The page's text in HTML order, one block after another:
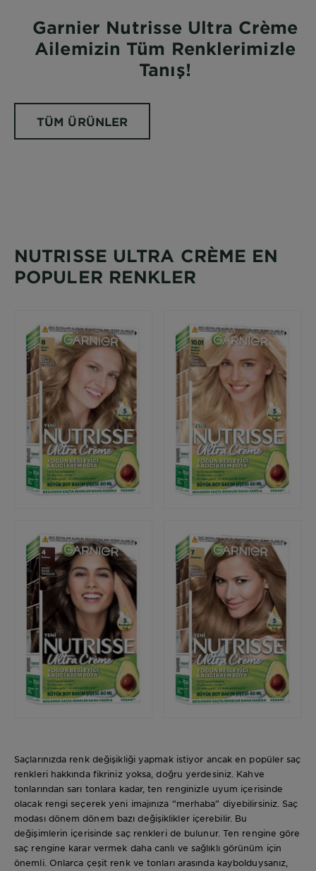
Garnier Nutrisse Ultra Crème
Ailemizin Tüm Renklerimizle
Tanış!
TÜM ÜRÜNLER
NUTRISSE ULTRA CRÈME EN
POPULER RENKLER
Saçlarınızda renk değişikliği yapmak istiyor ancak en popüler saç
renkleri hakkında fikriniz yoksa, doğru yerdesiniz. Kahve
tonlarından sarı tonlara kadar, ten renginizle uyum içerisinde
olacak rengi seçerek yeni imajınıza “merhaba” diyebilirsiniz. Saç
modası dönem dönem bazı değişiklikler içerebilir. Bu
değişimlerin içerisinde saç renkleri de bulunur. Ten rengine göre
saç rengine karar vermek daha canlı ve sağlıklı görünüm için
önemli. Onlarca çeşit renk ve tonları arasında kaybolduysanız,